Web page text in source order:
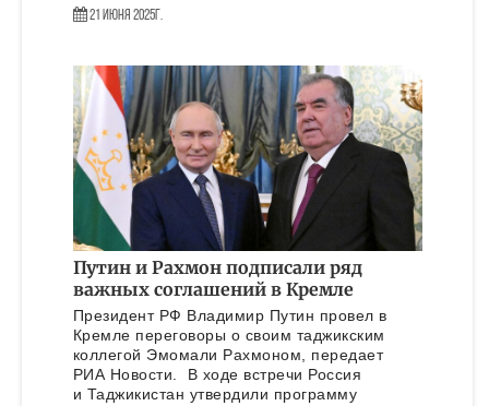
21 Июня 2025г.
Путин и Рахмон подписали ряд
важных соглашений в Кремле
Президент РФ Владимир Путин провел в
Кремле переговоры о своим таджикским
коллегой Эмомали Рахмоном, передает
РИА Новости. В ходе встречи Россия
и Таджикистан утвердили программу